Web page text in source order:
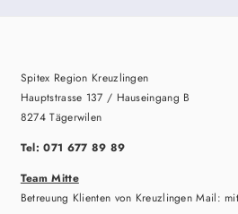
Spitex Region Kreuzlingen
Hauptstrasse 137 / Hauseingang B
8274 Tägerwilen
Tel: 071 677 89 89
Team Mitte
Betreuung Klienten von Kreuzlingen Mail: